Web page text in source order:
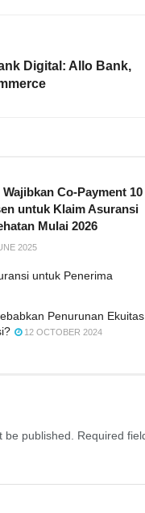
Digital: Allo Bank,
Co-Payment 10
untuk Klaim Asuransi
Mulai 2026
2025
untuk Penerima
Penurunan Ekuitas
12 OCTOBER 2024
published. Required